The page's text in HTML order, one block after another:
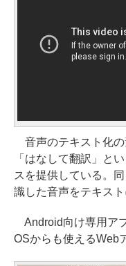
音声のテキスト化の
「はなして翻訳」と
スを提供している。
識した音声をテキスト
Android向け専用ア
OSからも使えるWeb